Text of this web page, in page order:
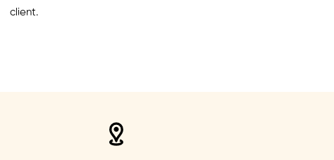
client.